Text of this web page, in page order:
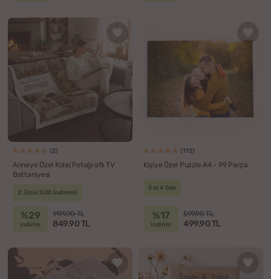
(2)
Anneye Özel Kolaj Fotoğraflı TV
Battaniyesi
2. Ürün %30 İndirimli
%29
indirim
1199.90 TL
849.90 TL
(172)
Kişiye Özel Puzzle A4 - 99 Parça
5 al 4 öde
%17
indirim
599.90 TL
499.90 TL